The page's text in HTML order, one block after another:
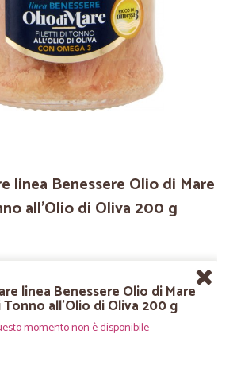
linea Benessere Olio di Mare
all'Olio di Oliva 200 g
linea Benessere Olio di Mare
all'Olio di Oliva 200 g
momento non è disponibile